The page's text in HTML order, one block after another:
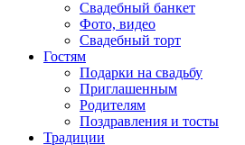
Свадебный банкет
Фото, видео
Свадебный торт
Гостям
Подарки на свадьбу
Приглашенным
Родителям
Поздравления и тосты
Традиции